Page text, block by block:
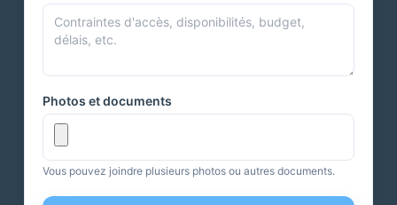
Photos et documents
Vous pouvez joindre plusieurs photos ou autres documents.